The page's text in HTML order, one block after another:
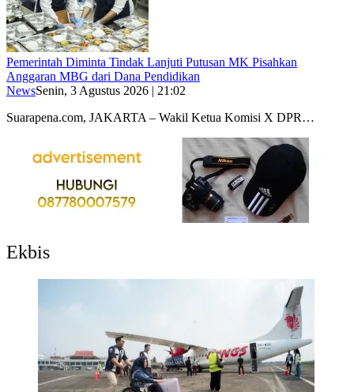
Pemerintah Diminta Tindak Lanjuti Putusan MK Pisahkan
Anggaran MBG dari Dana Pendidikan
NewsSenin, 3 Agustus 2026 | 21:02
Suarapena.com, JAKARTA – Wakil Ketua Komisi X DPR…
Ekbis